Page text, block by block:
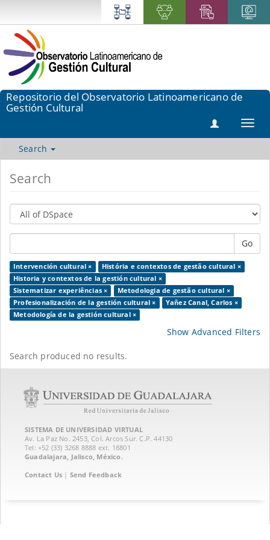
Repositorio del Observatorio Latinoamericano de
Gestión Cultural
Search
Search
Go
Intervención cultural ×
História e contextos de gestão cultural ×
Historia y contextos de la gestión cultural ×
Sistematizar experiências ×
Metodologia de gestão cultural ×
Profesionalización de la gestión cultural ×
Yañez Canal, Carlos ×
Metodología de la gestión cultural ×
Show Advanced Filters
Search produced no results.
SISTEMA DE UNIVERSIDAD VIRTUAL
Av. La Paz No. 2453, Col. Arcos Sur. C.P. 44130
Tel: +52 (33) 3268 8888‏ ext. 18801
Guadalajara, Jalisco, México.
Contact Us | Send Feedback